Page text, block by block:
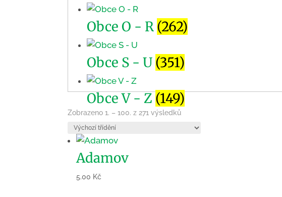
Obce O - R (262)
Obce S - U (351)
Obce V - Z (149)
Zobrazeno 1. – 100. z 271 výsledků
Adamov
5.00 Kč